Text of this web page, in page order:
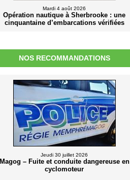
Mardi 4 août 2026
Opération nautique à Sherbrooke : une
cinquantaine d’embarcations vérifiées
NOS RECOMMANDATIONS
Jeudi 30 juillet 2026
Magog – Fuite et conduite dangereuse en
cyclomoteur